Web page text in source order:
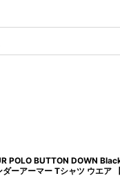
POLO BUTTON DOWN
ーアーマー Tシャツ ウエア 【